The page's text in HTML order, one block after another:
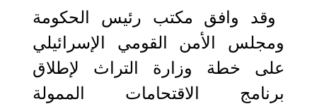
وقد وافق مكتب رئيس الحكومة
ومجلس الأمن القومي الإسرائيلي
على خطة وزارة التراث لإطلاق
برنامج الاقتحامات الممولة